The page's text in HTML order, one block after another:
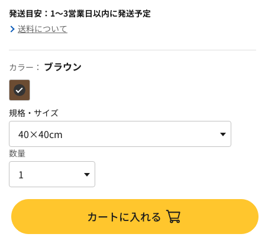
発送目安：1～3営業日以内に発送予定
送料について
カラー： ブラウン
規格・サイズ
数量
カートに入れる